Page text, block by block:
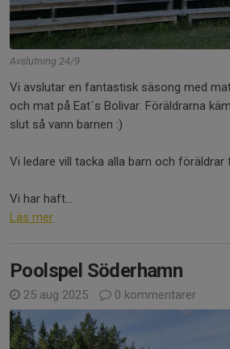
Avslutning 24/9
Vi avslutar en fantastisk säsong med
och mat på Eat´s Bolivar. Föräldrarna
slut så vann barnen :)
Vi ledare vill tacka alla barn och föräldrar
Vi har haft...
Läs mer
Poolspel Söderhamn
25 aug 2025 0 kommentarer